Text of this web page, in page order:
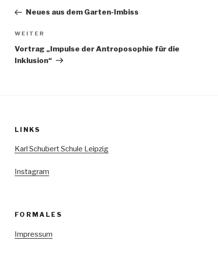
Beitrag
Neues aus dem Garten-Imbiss
Nächster
Beitrag
WEITER
Vortrag „Impulse der Antroposophie für die
Inklusion“
LINKS
Karl Schubert Schule Leipzig
Instagram
FORMALES
Impressum